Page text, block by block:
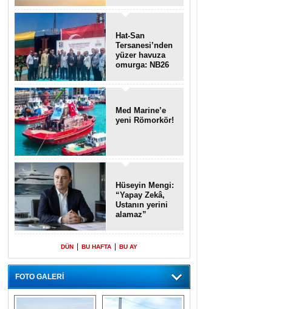
Hat-San
Tersanesi’nden
yüzer havuza
omurga: NB26
Med Marine’e
yeni Römorkör!
Hüseyin Mengi:
“Yapay Zekâ,
Ustanın yerini
alamaz”
DÜN BU HAFTA BU AY
FOTO GALERİ